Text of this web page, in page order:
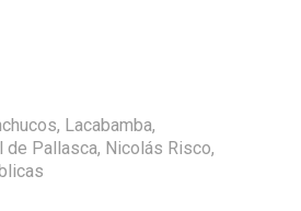
, Lacabamba,
de Pallasca, Nicolás Risco,